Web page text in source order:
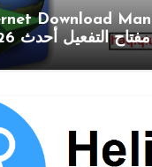
Internet Download
التفعيل أحدث 2026